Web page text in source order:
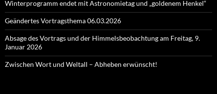
Winterprogramm endet mit Astronomietag und „goldenem Henkel“
Geändertes Vortragsthema 06.03.2026
Absage des Vortrags und der Himmelsbeobachtung am Freitag, 9.
Januar 2026
Zwischen Wort und Weltall – Abheben erwünscht!